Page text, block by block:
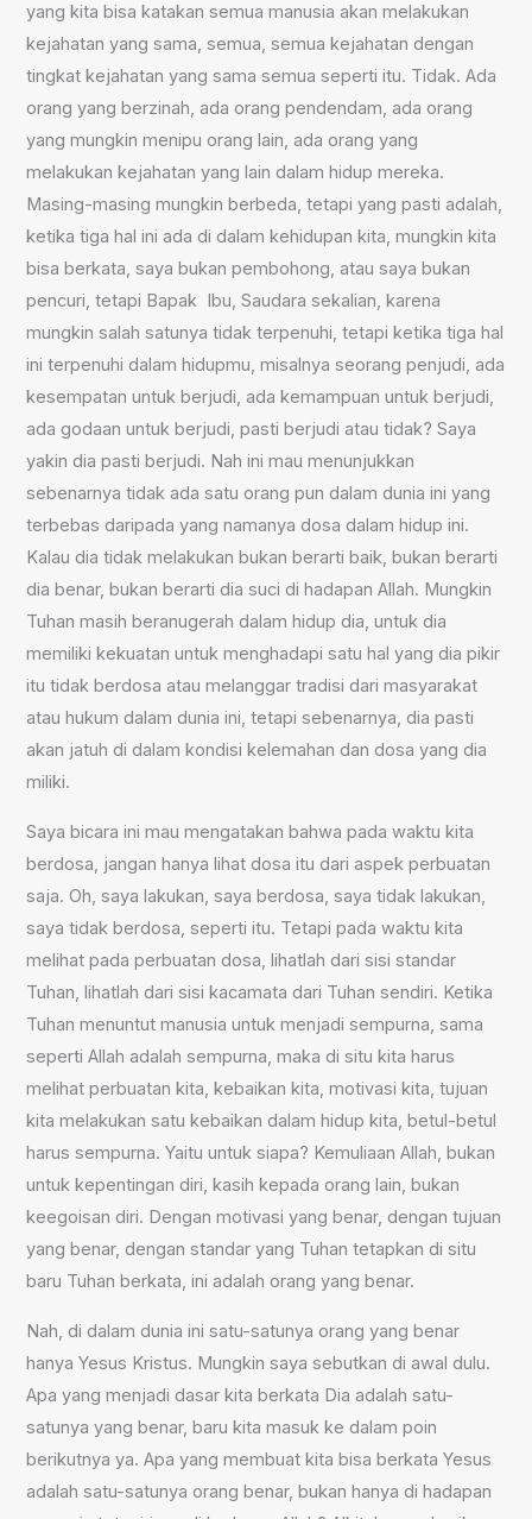
yang kita bisa katakan semua manusia akan melakukan
kejahatan yang sama, semua, semua kejahatan dengan
tingkat kejahatan yang sama semua seperti itu. Tidak. Ada
orang yang berzinah, ada orang pendendam, ada orang
yang mungkin menipu orang lain, ada orang yang
melakukan kejahatan yang lain dalam hidup mereka.
Masing-masing mungkin berbeda, tetapi yang pasti adalah,
ketika tiga hal ini ada di dalam kehidupan kita, mungkin kita
bisa berkata, saya bukan pembohong, atau saya bukan
pencuri, tetapi Bapak Ibu, Saudara sekalian, karena
mungkin salah satunya tidak terpenuhi, tetapi ketika tiga hal
ini terpenuhi dalam hidupmu, misalnya seorang penjudi, ada
kesempatan untuk berjudi, ada kemampuan untuk berjudi,
ada godaan untuk berjudi, pasti berjudi atau tidak? Saya
yakin dia pasti berjudi. Nah ini mau menunjukkan
sebenarnya tidak ada satu orang pun dalam dunia ini yang
terbebas daripada yang namanya dosa dalam hidup ini.
Kalau dia tidak melakukan bukan berarti baik, bukan berarti
dia benar, bukan berarti dia suci di hadapan Allah. Mungkin
Tuhan masih beranugerah dalam hidup dia, untuk dia
memiliki kekuatan untuk menghadapi satu hal yang dia pikir
itu tidak berdosa atau melanggar tradisi dari masyarakat
atau hukum dalam dunia ini, tetapi sebenarnya, dia pasti
akan jatuh di dalam kondisi kelemahan dan dosa yang dia
miliki.
Saya bicara ini mau mengatakan bahwa pada waktu kita
berdosa, jangan hanya lihat dosa itu dari aspek perbuatan
saja. Oh, saya lakukan, saya berdosa, saya tidak lakukan,
saya tidak berdosa, seperti itu. Tetapi pada waktu kita
melihat pada perbuatan dosa, lihatlah dari sisi standar
Tuhan, lihatlah dari sisi kacamata dari Tuhan sendiri. Ketika
Tuhan menuntut manusia untuk menjadi sempurna, sama
seperti Allah adalah sempurna, maka di situ kita harus
melihat perbuatan kita, kebaikan kita, motivasi kita, tujuan
kita melakukan satu kebaikan dalam hidup kita, betul-betul
harus sempurna. Yaitu untuk siapa? Kemuliaan Allah, bukan
untuk kepentingan diri, kasih kepada orang lain, bukan
keegoisan diri. Dengan motivasi yang benar, dengan tujuan
yang benar, dengan standar yang Tuhan tetapkan di situ
baru Tuhan berkata, ini adalah orang yang benar.
Nah, di dalam dunia ini satu-satunya orang yang benar
hanya Yesus Kristus. Mungkin saya sebutkan di awal dulu.
Apa yang menjadi dasar kita berkata Dia adalah satu-
satunya yang benar, baru kita masuk ke dalam poin
berikutnya ya. Apa yang membuat kita bisa berkata Yesus
adalah satu-satunya orang benar, bukan hanya di hadapan